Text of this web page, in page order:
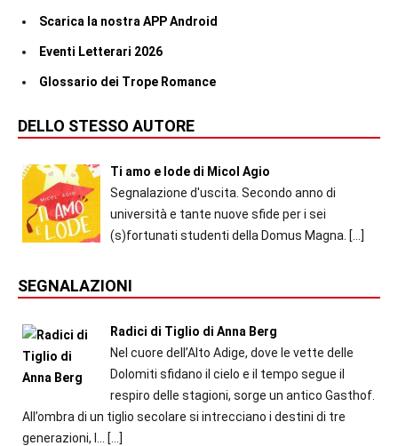
Scarica la nostra APP Android
Eventi Letterari 2026
Glossario dei Trope Romance
DELLO STESSO AUTORE
Ti amo e lode di Micol Agio
Segnalazione d'uscita. Secondo anno di
università e tante nuove sfide per i sei
(s)fortunati studenti della Domus Magna. […]
SEGNALAZIONI
Radici di Tiglio di Anna Berg
Nel cuore dell’Alto Adige, dove le vette delle
Dolomiti sfidano il cielo e il tempo segue il
respiro delle stagioni, sorge un antico Gasthof.
All’ombra di un tiglio secolare si intrecciano i destini di tre
generazioni, l...
[…]